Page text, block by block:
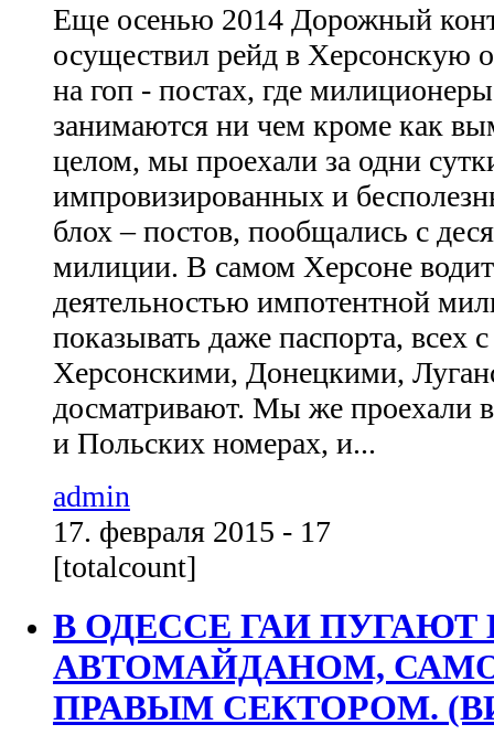
Еще осенью 2014 Дорожный
осуществил рейд в Херсонскую
на гоп - постах, где
занимаются ни чем кроме как
целом, мы проехали за одни
импровизированных и
блох – постов, пообщались с
милиции. В самом Херсоне
деятельностью импотентной
показывать даже паспорта, всех
Херсонскими, Донецкими,
досматривают. Мы же проехали
и Польских номерах, и...
admin
17. февраля 2015 - 17
[totalcount]
В ОДЕССЕ ГАИ ПУГАЮТ
АВТОМАЙДАНОМ,
ПРАВЫМ СЕКТОРОМ.